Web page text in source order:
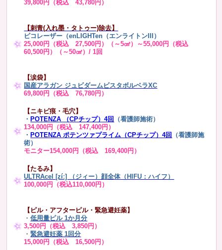
39,800円（税込 43,780円）
【刺青(入れ墨・タトゥー)除去】
ピコレーザー（enLIGHTen（エンライトンIII）
25,000円（税込 27,500円）（～5㎠）～55,000円（税込
60,500円）（～50㎠）/ 1回
【涙袋】
国産アラガン ジュビダームビスタボルベラXC
69,800円（税込 76,780円）
【ニキビ痕・毛穴】
・ POTENZA （CPチップ）4回
（看護師施術）
134,000円（税込 147,400円）
・ POTENZA ポテンツァプライム（CPチップ）4回
（看護師施
術）
モニター154,000円（税込 169,400円）
【たるみ】
ULTRAcel [zíː] （ジィー）顔全体（HIFU：ハイフ）
100,000円（税込110,000円）
【ピル・アフターピル・緊急避妊薬】
・低用量ピル 1か月分
3,500円（税込 3,850円）
・緊急避妊薬 1回分
15,000円（税込 16,500円）